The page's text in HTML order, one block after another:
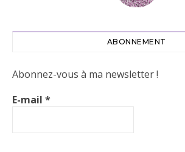
ABONNEMENT
Abonnez-vous à ma newsletter !
E-mail *